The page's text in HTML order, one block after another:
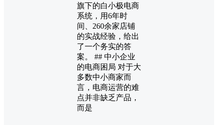
旗下的白小极电商
系统，用6年时
间、260余家店铺
的实战经验，给出
了一个务实的答
案。 ## 中小企业
的电商困局 对于大
多数中小商家而
言，电商运营的难
点并非缺乏产品，
而是